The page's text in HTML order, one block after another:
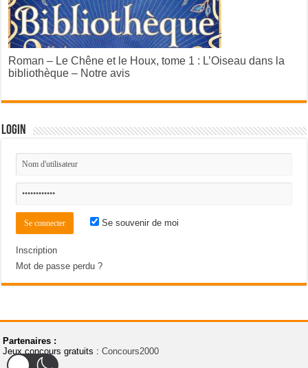
Roman – Le Chêne et le Houx, tome 1 : L’Oiseau dans la
bibliothèque – Notre avis
Login
Se souvenir de moi
Inscription
Mot de passe perdu ?
Partenaires :
Jeux concours gratuits :Concours2000